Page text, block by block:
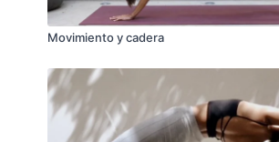
Movimiento y cadera